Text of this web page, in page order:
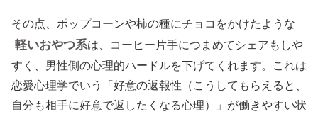
その点、ポップコーンや柿の種にチョコをかけたような
軽いおやつ系は、コーヒー片手につまめてシェアもしや
すく、男性側の心理的ハードルを下げてくれます。これは
恋愛心理学でいう「好意の返報性（こうしてもらえると、
自分も相手に好意で返したくなる心理）」が働きやすい状